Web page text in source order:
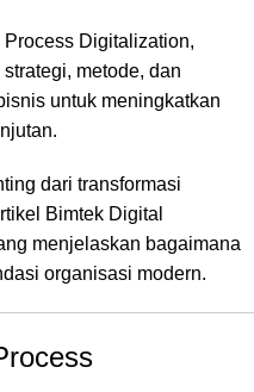
Digitalization,
metode, dan
untuk meningkatkan
dari transformasi
Bimtek Digital
menjelaskan bagaimana
organisasi modern.